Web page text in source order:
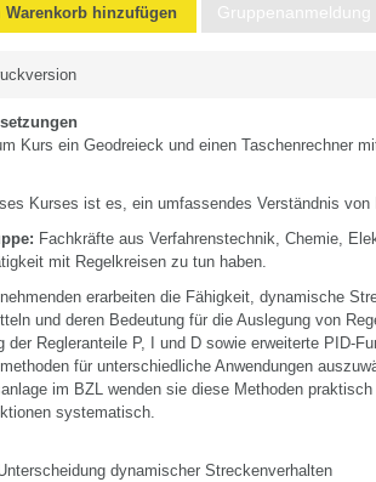
Warenkorb hinzufügen Gruppenanmeldung
Kurs ein Geodreieck und einen Taschenrechner
Kurses ist es, ein umfassendes Verständnis von
Fachkräfte aus Verfahrenstechnik, Chemie,
mit Regelkreisen zu tun haben.
erarbeiten die Fähigkeit, dynamische
und deren Bedeutung für die Auslegung von
der Regleranteile P, I und D sowie erweiterte PID-
für unterschiedliche Anwendungen
im BZL wenden sie diese Methoden
systematisch.
dynamischer Streckenverhalten